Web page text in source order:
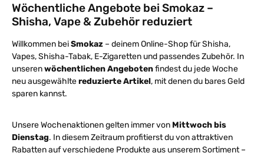
Wöchentliche Angebote bei Smokaz –
Shisha, Vape & Zubehör reduziert
Willkommen beiSmokaz – deinem Online-Shop für Shisha,
Vapes, Shisha-Tabak, E-Zigaretten und passendes Zubehör. In
unserenwöchentlichen Angebotenfindest du jede Woche
neu ausgewähltereduzierte Artikel, mit denen du bares Geld
sparen kannst.
Unsere Wochenaktionen gelten immer von Mittwoch bis
Dienstag. In diesem Zeitraum profitierst du von attraktiven
Rabatten auf verschiedene Produkte aus unserem Sortiment –